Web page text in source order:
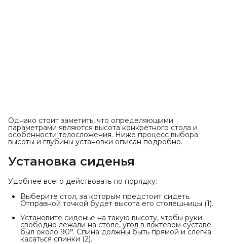
Однако стоит заметить, что определяющими
параметрами являются высота конкретного стола и
особенности телосложения. Ниже процесс выбора
высоты и глубины установки описан подробно.
Установка сиденья
Удобнее всего действовать по порядку:
Выберите стол, за которым предстоит сидеть.
Отправной точкой будет высота его столешницы (1).
Установите сиденье на такую высоту, чтобы руки
свободно лежали на столе, угол в локтевом суставе
был около 90°. Спина должны быть прямой и слегка
касаться спинки (2).